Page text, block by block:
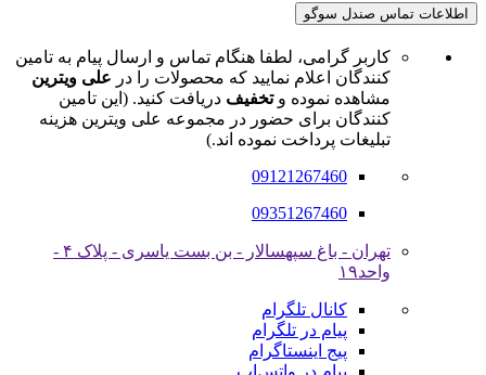
اطلاعات تماس صندل سوگو
کاربر گرامی، لطفا هنگام تماس و ارسال پیام به تامین
کنندگان اعلام نمایید که محصولات را در علی ویترین
مشاهده نموده وتخفیف دریافت کنید. (این تامین
کنندگان برای حضور در مجموعه علی ویترین هزینه
تبلیغات پرداخت نموده اند.)
09121267460
09351267460
تهران - باغ سپهسالار - بن بست یاسری - پلاک ۴ -
واحد۱۹
کانال تلگرام
پیام در تلگرام
پیج اینستاگرام
پیام در واتس‌اپ